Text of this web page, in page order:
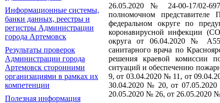
Информационные системы,
банки данных, реестры и
регистры Администрации
города Артемовск
Результаты проверок
Администрации города
Артемовск сторонними
организациями в рамках их
компетенции
Полезная информация
26.05.2020 № 24-00-17/02-
полномочном представителе
федеральном округе по
коронавирусной инфекции
округа от 06.04.2020 № А55-
санитарного врача по
решения краевой комиссии
ситуаций и обеспечению
9, от 03.04.2020 № 11, от
30.04.2020 № 20, от
20.05.2020 № 26, от